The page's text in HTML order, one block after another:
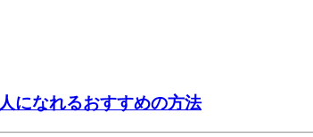
になれるおすすめの方法